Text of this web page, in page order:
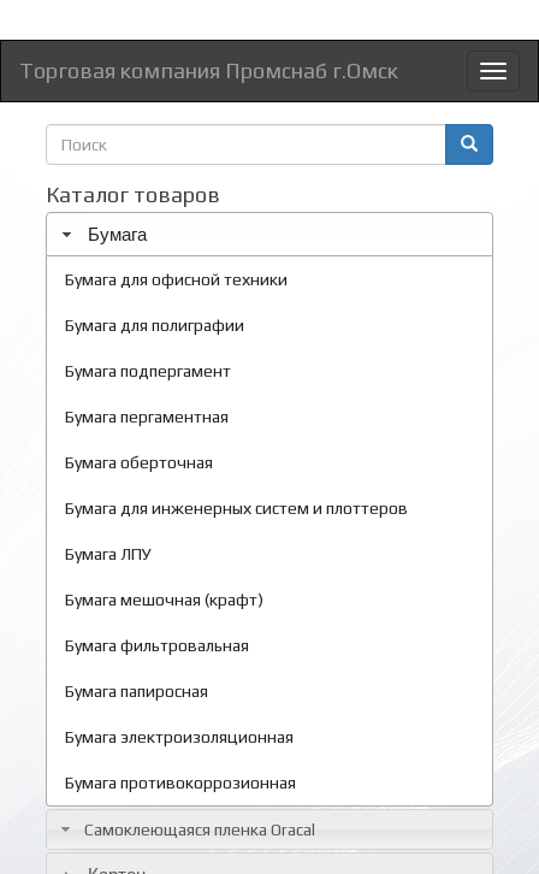
Торговая компания Промснаб г.Омск
Форма
поиска
Каталог товаров
Бумага
Бумага для офисной техники
Бумага для полиграфии
Бумага подпергамент
Бумага пергаментная
Бумага оберточная
Бумага для инженерных систем и плоттеров
Бумага ЛПУ
Бумага мешочная (крафт)
Бумага фильтровальная
Бумага папиросная
Бумага электроизоляционная
Бумага противокоррозионная
Самоклеющаяся пленка Oracal